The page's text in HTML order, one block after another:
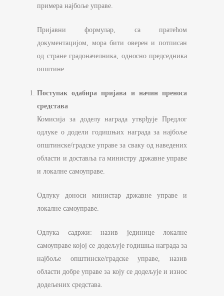
примера најбоље управе.
Пријавни формулар, са пратећом
документацијом, мора бити оверен и потписан
од стране градоначелника, односно председника
општине.
Поступак одабира пријава и начин преноса
средстава
Комисија за доделу награда утврђује Предлог
одлуке о додели годишњих награда за најбоље
општинске/градске управе за сваку од наведених
области и доставља га министру државне управе
и локалне самоуправе.
Одлуку доноси министар државне управе и
локалне самоуправе.
Одлука садржи: назив јединице локалне
самоуправе којој се додељује годишња награда за
најбоље општинске/градске управе, назив
области добре управе за коју се додељује и износ
додељених средстава.